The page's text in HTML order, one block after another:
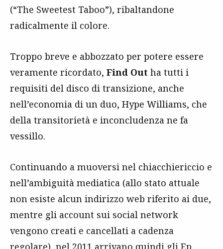
(“The Sweetest Taboo”), ribaltandone
radicalmente il colore.
Troppo breve e abbozzato per potere essere
veramente ricordato, Find Out ha tutti i
requisiti del disco di transizione, anche
nell’economia di un duo, Hype Williams, che
della transitorietà e inconcludenza ne fa
vessillo.
Continuando a muoversi nel chiacchiericcio e
nell’ambiguità mediatica (allo stato attuale
non esiste alcun indirizzo web riferito ai due,
mentre gli account sui social network
vengono creati e cancellati a cadenza
regolare), nel 2011 arrivano quindi gli Ep